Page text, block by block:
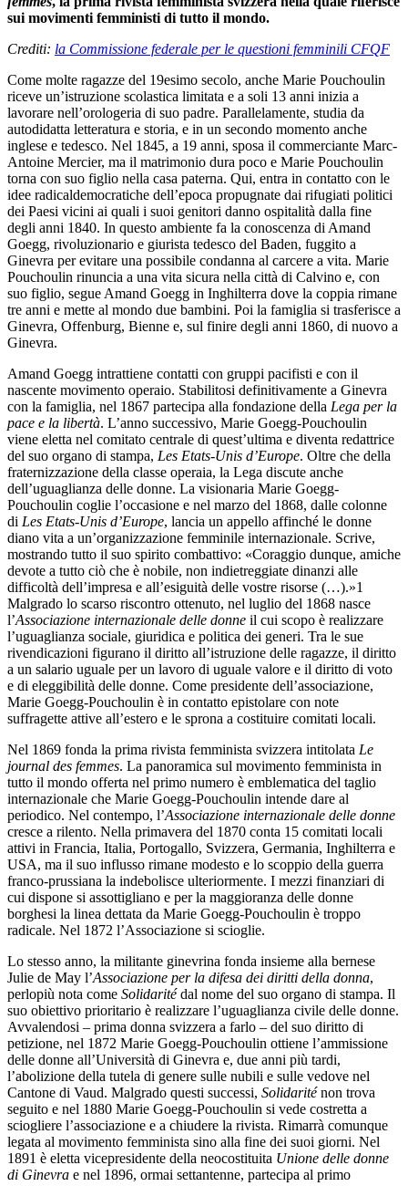
sui movimenti femministi di tutto il mondo.
Crediti: la Commissione federale per le questioni femminili CFQF
Come molte ragazze del 19esimo secolo, anche Marie Pouchoulin
riceve un’istruzione scolastica limitata e a soli 13 anni inizia a
lavorare nell’orologeria di suo padre. Parallelamente, studia da
autodidatta letteratura e storia, e in un secondo momento anche
inglese e tedesco. Nel 1845, a 19 anni, sposa il commerciante Marc-
Antoine Mercier, ma il matrimonio dura poco e Marie Pouchoulin
torna con suo figlio nella casa paterna. Qui, entra in contatto con le
idee radicaldemocratiche dell’epoca propugnate dai rifugiati politici
dei Paesi vicini ai quali i suoi genitori danno ospitalità dalla fine
degli anni 1840. In questo ambiente fa la conoscenza di Amand
Goegg, rivoluzionario e giurista tedesco del Baden, fuggito a
Ginevra per evitare una possibile condanna al carcere a vita. Marie
Pouchoulin rinuncia a una vita sicura nella città di Calvino e, con
suo figlio, segue Amand Goegg in Inghilterra dove la coppia rimane
tre anni e mette al mondo due bambini. Poi la famiglia si trasferisce a
Ginevra, Offenburg, Bienne e, sul finire degli anni 1860, di nuovo a
Ginevra.
Amand Goegg intrattiene contatti con gruppi pacifisti e con il
nascente movimento operaio. Stabilitosi definitivamente a Ginevra
con la famiglia, nel 1867 partecipa alla fondazione della Lega per la
pace e la libertà. L’anno successivo, Marie Goegg-Pouchoulin
viene eletta nel comitato centrale di quest’ultima e diventa redattrice
del suo organo di stampa, Les Etats-Unis d’Europe. Oltre che della
fraternizzazione della classe operaia, la Lega discute anche
dell’uguaglianza delle donne. La visionaria Marie Goegg-
Pouchoulin coglie l’occasione e nel marzo del 1868, dalle colonne
di Les Etats-Unis d’Europe, lancia un appello affinché le donne
diano vita a un’organizzazione femminile internazionale. Scrive,
mostrando tutto il suo spirito combattivo: «Coraggio dunque, amiche
devote a tutto ciò che è nobile, non indietreggiate dinanzi alle
difficoltà dell’impresa e all’esiguità delle vostre risorse (…).»1
Malgrado lo scarso riscontro ottenuto, nel luglio del 1868 nasce
l’Associazione internazionale delle donne il cui scopo è realizzare
l’uguaglianza sociale, giuridica e politica dei generi. Tra le sue
rivendicazioni figurano il diritto all’istruzione delle ragazze, il diritto
a un salario uguale per un lavoro di uguale valore e il diritto di voto
e di eleggibilità delle donne. Come presidente dell’associazione,
Marie Goegg-Pouchoulin è in contatto epistolare con note
suffragette attive all’estero e le sprona a costituire comitati locali.
Nel 1869 fonda la prima rivista femminista svizzera intitolata Le
journal des femmes. La panoramica sul movimento femminista in
tutto il mondo offerta nel primo numero è emblematica del taglio
internazionale che Marie Goegg-Pouchoulin intende dare al
periodico. Nel contempo, l’Associazione internazionale delle donne
cresce a rilento. Nella primavera del 1870 conta 15 comitati locali
attivi in Francia, Italia, Portogallo, Svizzera, Germania, Inghilterra e
USA, ma il suo influsso rimane modesto e lo scoppio della guerra
franco-prussiana la indebolisce ulteriormente. I mezzi finanziari di
cui dispone si assottigliano e per la maggioranza delle donne
borghesi la linea dettata da Marie Goegg-Pouchoulin è troppo
radicale. Nel 1872 l’Associazione si scioglie.
Lo stesso anno, la militante ginevrina fonda insieme alla bernese
Julie de May l’Associazione per la difesa dei diritti della donna,
perlopiù nota come Solidaritédal nome del suo organo di stampa. Il
suo obiettivo prioritario è realizzare l’uguaglianza civile delle donne.
Avvalendosi – prima donna svizzera a farlo – del suo diritto di
petizione, nel 1872 Marie Goegg-Pouchoulin ottiene l’ammissione
delle donne all’Università di Ginevra e, due anni più tardi,
l’abolizione della tutela di genere sulle nubili e sulle vedove nel
Cantone di Vaud. Malgrado questi successi, Solidariténon trova
seguito e nel 1880 Marie Goegg-Pouchoulin si vede costretta a
sciogliere l’associazione e a chiudere la rivista. Rimarrà comunque
legata al movimento femminista sino alla fine dei suoi giorni. Nel
1891 è eletta vicepresidente della neocostituita Unione delle donne
di Ginevra e nel 1896, ormai settantenne, partecipa al primo